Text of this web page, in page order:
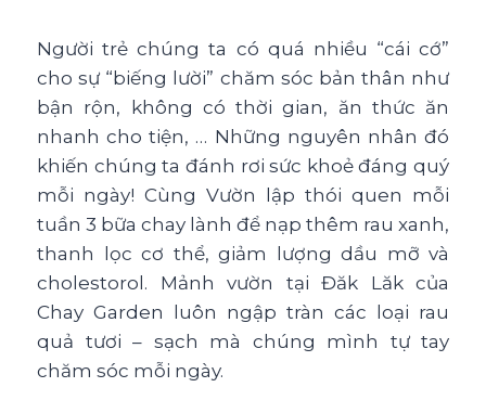
Người trẻ chúng ta có quá nhiều “cái cớ”
cho sự “biếng lười” chăm sóc bản thân như
bận rộn, không có thời gian, ăn thức ăn
nhanh cho tiện, … Những nguyên nhân đó
khiến chúng ta đánh rơi sức khoẻ đáng quý
mỗi ngày! Cùng Vườn lập thói quen mỗi
tuần 3 bữa chay lành để nạp thêm rau xanh,
thanh lọc cơ thể, giảm lượng dầu mỡ và
cholestorol. Mảnh vườn tại Đăk Lăk của
Chay Garden luôn ngập tràn các loại rau
quả tươi – sạch mà chúng mình tự tay
chăm sóc mỗi ngày.